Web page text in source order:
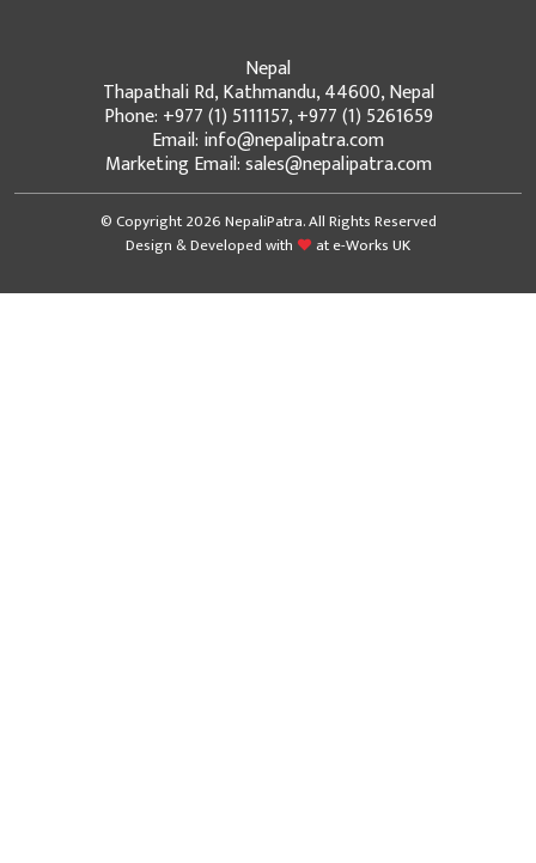
Nepal
Thapathali Rd, Kathmandu, 44600, Nepal
Phone: +977 (1) 5111157, +977 (1) 5261659
Email: info@nepalipatra.com
Marketing Email: sales@nepalipatra.com
© Copyright 2026 NepaliPatra. All Rights Reserved
Design & Developed with
ate-Works UK